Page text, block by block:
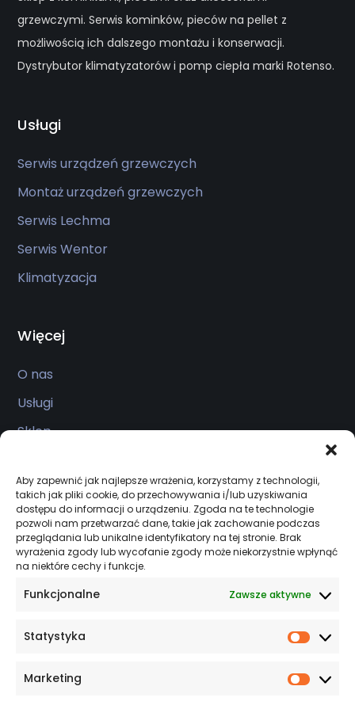
Aby zapewnić jak najlepsze wrażenia, korzystamy z technologii,
takich jak pliki cookie, do przechowywania i/lub uzyskiwania
dostępu do informacji o urządzeniu. Zgoda na te technologie
pozwoli nam przetwarzać dane, takie jak zachowanie podczas
przeglądania lub unikalne identyfikatory na tej stronie. Brak
wyrażenia zgody lub wycofanie zgody może niekorzystnie wpłynąć
na niektóre cechy i funkcje.
Funkcjonalne Zawsze aktywne
Statystyka
Marketing
grzewczymi. Serwis kominków, pieców na pellet z
możliwością ich dalszego montażu i konserwacji.
Dystrybutor klimatyzatorów i pomp ciepła marki Rotenso.
Usługi
Serwis urządzeń grzewczych
Montaż urządzeń grzewczych
Serwis Lechma
Serwis Wentor
Klimatyzacja
Więcej
O nas
Usługi
Sklep
Kontakt
Salon firmowy
Serwis czynny 24/7
+48 533 944 931
biuro@specjalisciodciepla.pl